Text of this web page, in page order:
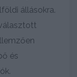
állásokra.
és